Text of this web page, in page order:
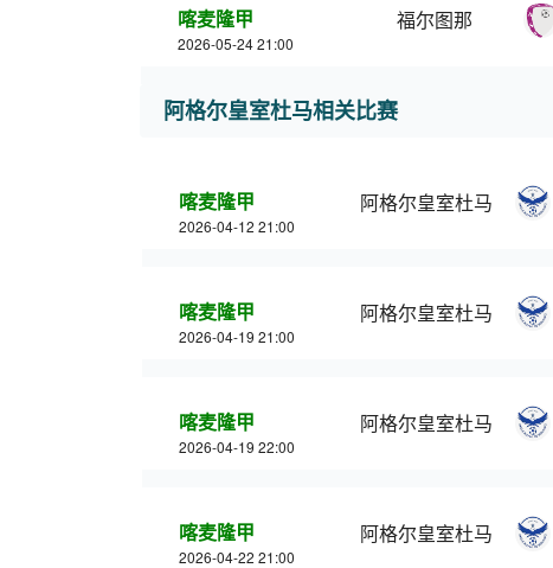
喀麦隆甲
2026-05-24 21:00
福尔图那
阿格尔皇室杜马相关比赛
喀麦隆甲
2026-04-12 21:00
阿格尔皇室杜马
喀麦隆甲
2026-04-19 21:00
阿格尔皇室杜马
喀麦隆甲
2026-04-19 22:00
阿格尔皇室杜马
喀麦隆甲
2026-04-22 21:00
阿格尔皇室杜马